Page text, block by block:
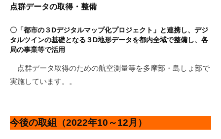
点群データの取得・整備
〇「都市の３Dデジタルマップ化プロジェクト」と連携し、デジ
タルツインの基礎となる３D地形データを都内全域で整備し、各
局の事業等で活用
点群データ取得のための航空測量等を多摩部・島しょ部で
実施しています。。
今後の取組（2022年10～12月）